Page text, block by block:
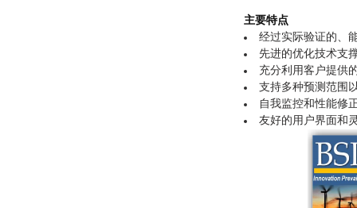
主要特点
经过实际验证的、
先进的优化技术支
充分利用客户提供
支持多种预测范围
自我监控和性能修
友好的用户界面和